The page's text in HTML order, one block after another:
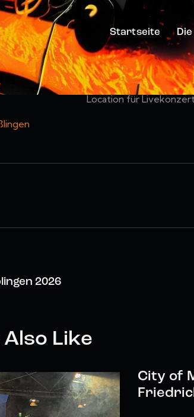
Startseite
Für alle die es nicht
wurde früher fleißig
Location für
2026
Also Like
City of